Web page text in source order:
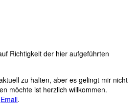
Richtigkeit der hier aufgeführten
zu halten, aber es gelingt mir nicht
möchte ist herzlich willkommen.
Email.